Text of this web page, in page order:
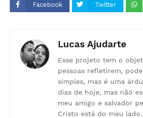
Facebook Twitter
Lucas Ajudarte
Esse projeto tem o
pessoas refletirem,
simples, mas é uma
dias de hoje, mas não
meu amigo e salvador
Cristo está do meu lado.